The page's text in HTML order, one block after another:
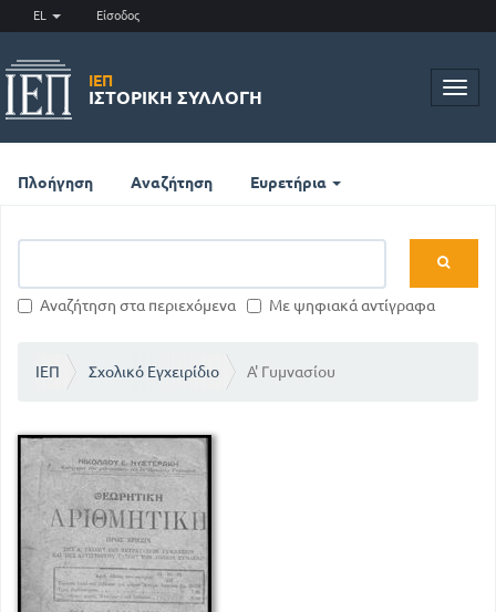
EL Είσοδος
ΙΕΠ
ΙΣΤΟΡΙΚΉ ΣΥΛΛΟΓΉ
Πλοήγηση Αναζήτηση Ευρετήρια
Αναζήτηση στα περιεχόμενα Με ψηφιακά αντίγραφα
ΙΕΠ Σχολικό Εγχειρίδιο Α' Γυμνασίου